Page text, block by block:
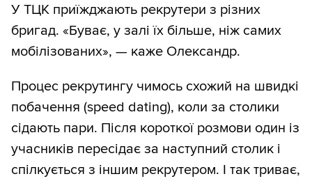
У ТЦК приїжджають рекрутери з різних
бригад. «Буває, у залі їх більше, ніж самих
мобілізованих», — каже Олександр.
Процес рекрутингу чимось схожий на швидкі
побачення (speed dating), коли за столики
сідають пари. Після короткої розмови один із
учасників пересідає за наступний столик і
спілкується з іншим рекрутером. І так триває,